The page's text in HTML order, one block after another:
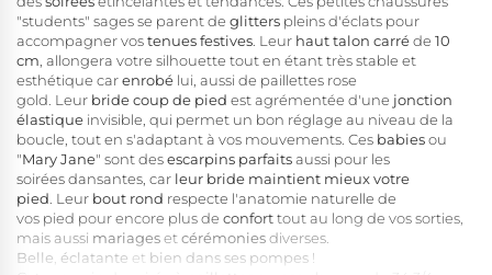
"students" sages se parent de glitters pleins d'éclats pour
accompagner vostenues festives Leur haut talon carréde 10
cm , allongera votre silhouette tout en étant très stable et
esthétique carenrobé lui, aussi de paillettes rose
gold. Leur bridecoup de pied est agrémentée d'une jonction
élastique invisible, qui permet un bon réglage au niveau de la
boucle, tout en s'adaptant à vos mouvements. Ces babiesou
"Mary Jane" sont desescarpins parfaitsaussi pour les
soirées dansantes, car leur bride maintient mieux votre
pied Leur bout rond respecte l'anatomie naturelle de
vos pied pour encore plus de conforttout au long de vos sorties,
mais aussi mariageset cérémoniesdiverses.
Belle éclatante et bien dans ses pompes !